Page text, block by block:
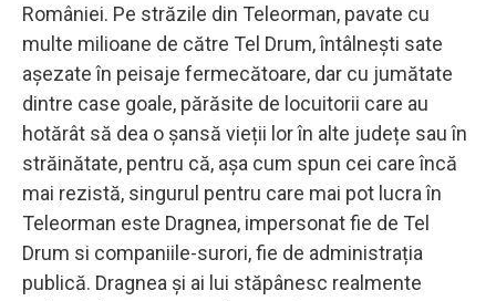
României. Pe străzile din Teleorman, pavate cu
multe milioane de către Tel Drum, întâlnești sate
așezate în peisaje fermecătoare, dar cu jumătate
dintre case goale, părăsite de locuitorii care au
hotărât să dea o șansă vieții lor în alte județe sau în
străinătate, pentru că, așa cum spun cei care încă
mai rezistă, singurul pentru care mai pot lucra în
Teleorman este Dragnea, impersonat fie de Tel
Drum si companiile-surori, fie de administrația
publică. Dragnea și ai lui stăpânesc realmente